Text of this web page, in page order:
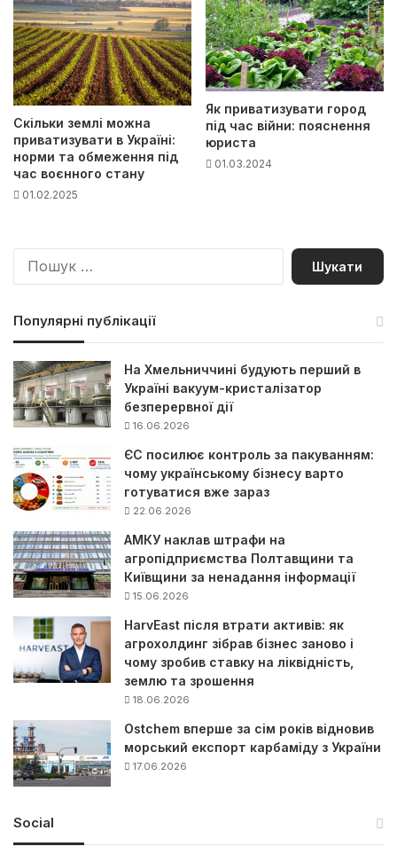
Скільки землі можна
приватизувати в Україні:
норми та обмеження під
час воєнного стану
01.02.2025
Як приватизувати город
під час війни: пояснення
юриста
01.03.2024
П
Популярні публікації
На Хмельниччині будують перший в
Україні вакуум-кристалізатор
безперервної дії
16.06.2026
ЄС посилює контроль за пакуванням:
чому українському бізнесу варто
готуватися вже зараз
22.06.2026
АМКУ наклав штрафи на
агропідприємства Полтавщини та
Київщини за ненадання інформації
15.06.2026
HarvEast після втрати активів: як
агрохолдинг зібрав бізнес заново і
чому зробив ставку на ліквідність,
землю та зрошення
18.06.2026
Ostchem вперше за сім років відновив
морський експорт карбаміду з України
17.06.2026
Social